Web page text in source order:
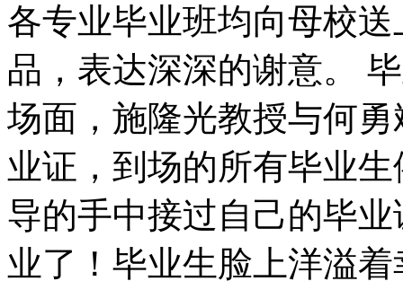
各专业毕业班均向母校
品，表达深深的谢意。
场面，施隆光教授与何
业证，到场的所有毕业
导的手中接过自己的毕
业了！毕业生脸上洋溢